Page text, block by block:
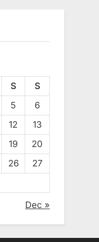
S
S
5
6
12
13
19
20
26
27
Dec »